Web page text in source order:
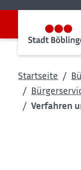
Startseite
Verfahren